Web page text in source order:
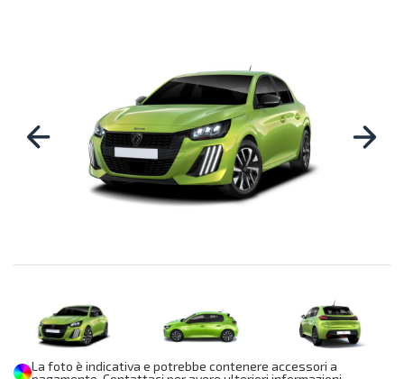
La foto è indicativa e potrebbe contenere accessori a